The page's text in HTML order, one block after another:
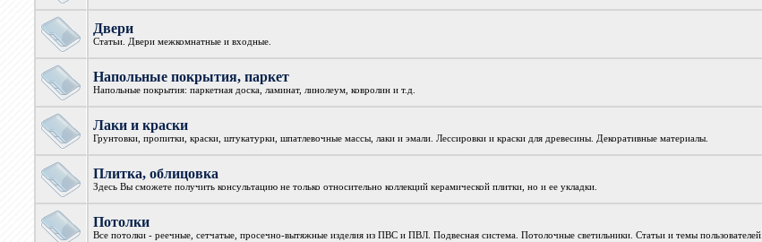
Двери
Статьи. Двери межкомнатные и входные.
Напольные покрытия, паркет
Напольные покрытия: паркетная доска, ламинат, линолеум, ковролин и т.д.
Лаки и краски
Грунтовки, пропитки, краски, штукатурки, шпатлевочные массы, лаки и эмали. Лессировки и краски для древесины. Декоративные материалы.
Плитка, облицовка
Здесь Вы сможете получить консультацию не только относительно коллекций керамической плитки, но и ее укладки.
Потолки
Все потолки - реечные, сетчатые, просечно-вытяжные изделия из ПВС и ПВЛ. Подвесная система. Потолочные светильники. Статьи и темы пользователей.